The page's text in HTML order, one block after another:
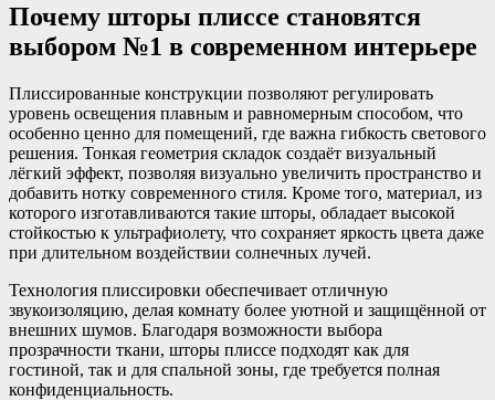
Почему шторы плиссе становятся
выбором №1 в современном интерьере
Плиссированные конструкции позволяют регулировать
уровень освещения плавным и равномерным способом, что
особенно ценно для помещений, где важна гибкость светового
решения. Тонкая геометрия складок создаёт визуальный
лёгкий эффект, позволяя визуально увеличить пространство и
добавить нотку современного стиля. Кроме того, материал, из
которого изготавливаются такие шторы, обладает высокой
стойкостью к ультрафиолету, что сохраняет яркость цвета даже
при длительном воздействии солнечных лучей.
Технология плиссировки обеспечивает отличную
звукоизоляцию, делая комнату более уютной и защищённой от
внешних шумов. Благодаря возможности выбора
прозрачности ткани, шторы плиссе подходят как для
гостиной, так и для спальной зоны, где требуется полная
конфиденциальность.